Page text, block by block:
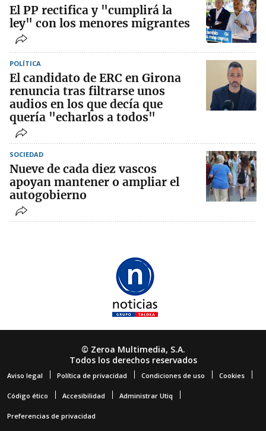
El PP rectifica y "cumplirá la
ley" con los menores migrantes
POLÍTICA
El candidato de ERC en Girona
renuncia tras filtrarse unos
audios en los que decía que
quería "echarlos a todos"
SOCIEDAD
Nueve de cada diez vascos
apoyan mantener o ampliar el
autogobierno
© Zeroa Multimedia, S.A.
Todos los derechos reservados
Aviso legal Política de privacidad Condiciones de uso Cookies
Código ético Accesibilidad Administrar Utiq
Preferencias de privacidad